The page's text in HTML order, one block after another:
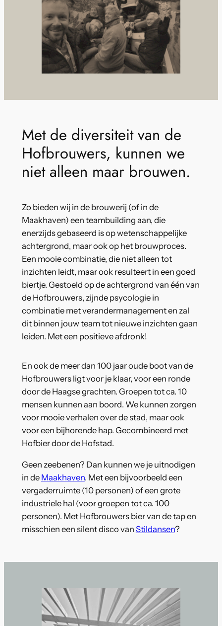
Met de diversiteit van de
Hofbrouwers, kunnen we
niet alleen maar brouwen.
Zo bieden wij in de brouwerij (of in de
Maakhaven) een teambuilding aan, die
enerzijds gebaseerd is op wetenschappelijke
achtergrond, maar ook op het brouwproces.
Een mooie combinatie, die niet alleen tot
inzichten leidt, maar ook resulteert in een goed
biertje. Gestoeld op de achtergrond van één van
de Hofbrouwers, zijnde psycologie in
combinatie met verandermanagement en zal
dit binnen jouw team tot nieuwe inzichten gaan
leiden. Met een positieve afdronk!
En ook de meer dan 100 jaar oude boot van de
Hofbrouwers ligt voor je klaar, voor een ronde
door de Haagse grachten. Groepen tot ca. 10
mensen kunnen aan boord. We kunnen zorgen
voor mooie verhalen over de stad, maar ook
voor een bijhorende hap. Gecombineerd met
Hofbier door de Hofstad.
Geen zeebenen? Dan kunnen we je uitnodigen
in de Maakhaven. Met een bijvoorbeeld een
vergaderruimte (10 personen) of een grote
industriele hal (voor groepen tot ca. 100
personen). Met Hofbrouwers bier van de tap en
misschien een silent disco van Stildansen?